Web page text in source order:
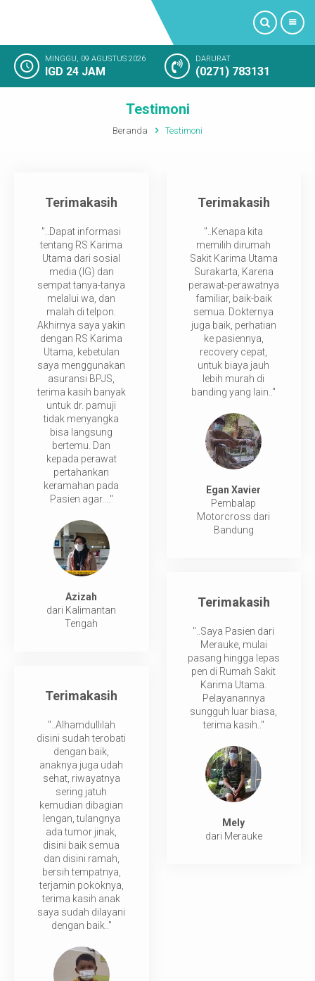
PROFIL
KAMAR RAWAT INAP
KEGIATAN RUMAH SAKIT
KESAN PELANGGAN
SOSIAL MEDIA
TANYA KAMI
SARAN
MINGGU, 09 AGUSTUS 2026
IGD 24 JAM
DARURAT
(0271) 783131
Testimoni
Beranda Testimoni
Terimakasih
"..Dapat informasi
tentang RS Karima
Utama dari sosial
media (IG) dan
sempat tanya-tanya
melalui wa, dan
malah di telpon.
Akhirnya saya yakin
dengan RS Karima
Utama, kebetulan
saya menggunakan
asuransi BPJS,
terima kasih banyak
untuk dr. pamuji
tidak menyangka
bisa langsung
bertemu. Dan
kepada perawat
pertahankan
keramahan pada
Pasien agar...."
Azizah
dari Kalimantan
Tengah
Terimakasih
"..Alhamdullilah
disini sudah terobati
dengan baik,
anaknya juga udah
sehat, riwayatnya
sering jatuh
kemudian dibagian
lengan, tulangnya
ada tumor jinak,
disini baik semua
dan disini ramah,
bersih tempatnya,
terjamin pokoknya,
terima kasih anak
saya sudah dilayani
dengan baik.."
Terimakasih
"..Kenapa kita
memilih dirumah
Sakit Karima Utama
Surakarta, Karena
perawat-perawatnya
familiar, baik-baik
semua. Dokternya
juga baik, perhatian
ke pasiennya,
recovery cepat,
untuk biaya jauh
lebih murah di
banding yang lain.."
Egan Xavier
Pembalap
Motorcross dari
Bandung
Terimakasih
"..Saya Pasien dari
Merauke, mulai
pasang hingga lepas
pen di Rumah Sakit
Karima Utama.
Pelayanannya
sungguh luar biasa,
terima kasih.."
Mely
dari Merauke